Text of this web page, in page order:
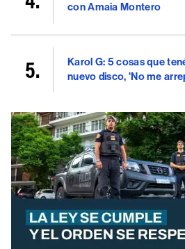
con Amaia Montero
Karol G: 5 cosas que
nuevo disco, 'No me